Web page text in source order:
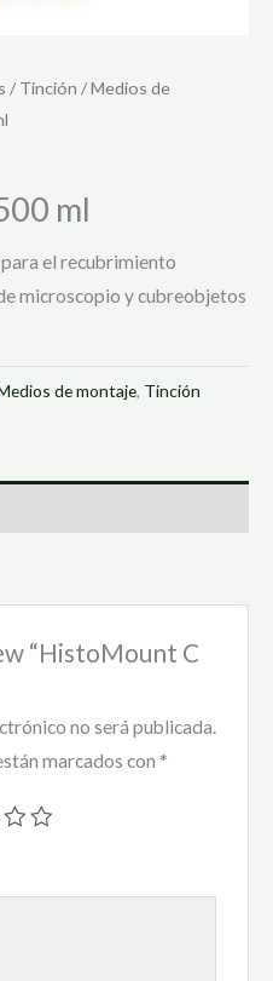
/Tinción /Medios de
ml
el recubrimiento
microscopio y cubreobjetos
de montaje, Tinción
“HistoMount C
no será publicada.
marcados con *